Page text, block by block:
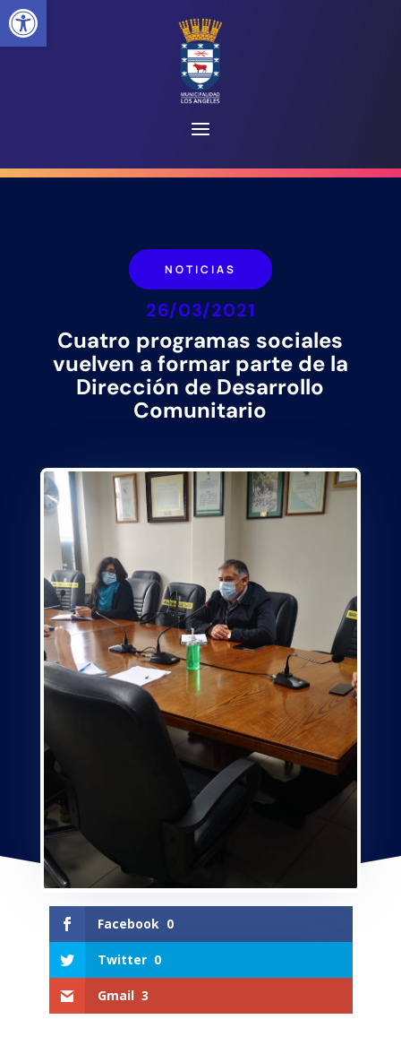
NOTICIAS
26/03/2021
Cuatro programas sociales
vuelven a formar parte de la
Dirección de Desarrollo
Comunitario
Facebook 0
Twitter 0
Gmail 3